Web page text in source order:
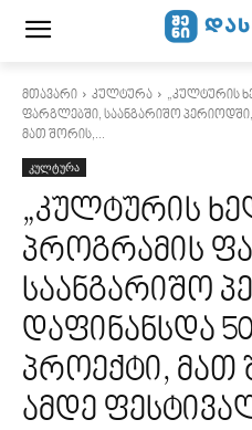
მთავარი კულტურა
„კულტურის
ფარგლებში, საანგარიშო პერიოდში,
მათ შორის,...
კულტურა
„კულტურის
პროგრამის
საანგარიშო
დაფინანსდა
პროექტი, მათ
ამდე